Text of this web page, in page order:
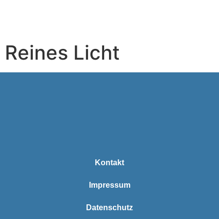
Reines Licht
Kontakt
Impressum
Datenschutz